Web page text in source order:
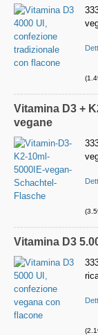
Vitamina D3 +
vegane
Vitamina D3